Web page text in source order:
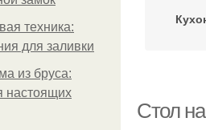
техника:
для заливки
из бруса:
настоящих
Стол